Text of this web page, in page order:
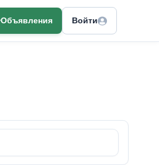
Объявления Войти